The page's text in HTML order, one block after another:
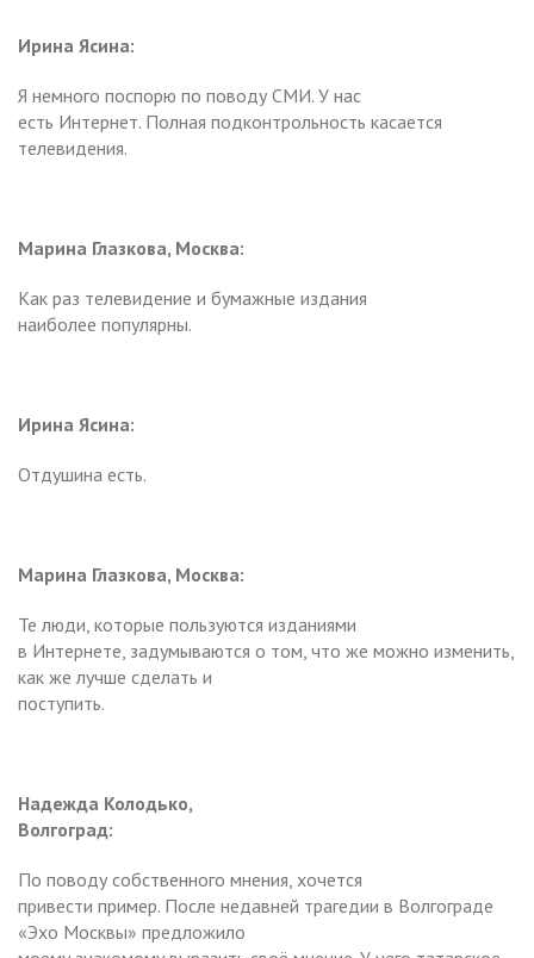
Ирина Ясина:
Я немного поспорю по поводу СМИ. У нас
есть Интернет. Полная подконтрольность касается
телевидения.
Марина Глазкова, Москва:
Как раз телевидение и бумажные издания
наиболее популярны.
Ирина Ясина:
Отдушина есть.
Марина Глазкова, Москва:
Те люди, которые пользуются изданиями
в Интернете, задумываются о том, что же можно изменить,
как же лучше сделать и
поступить.
Надежда Колодько,
Волгоград:
По поводу собственного мнения, хочется
привести пример. После недавней трагедии в Волгограде
«Эхо Москвы» предложило